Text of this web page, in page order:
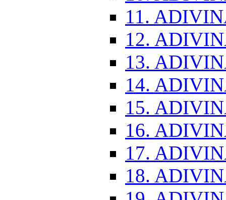
11.
12.
13.
14.
15.
16.
17.
18.